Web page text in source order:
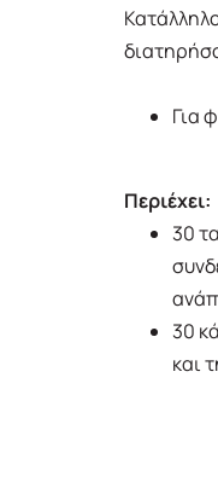
Για
Περιέχει:
30
30
και